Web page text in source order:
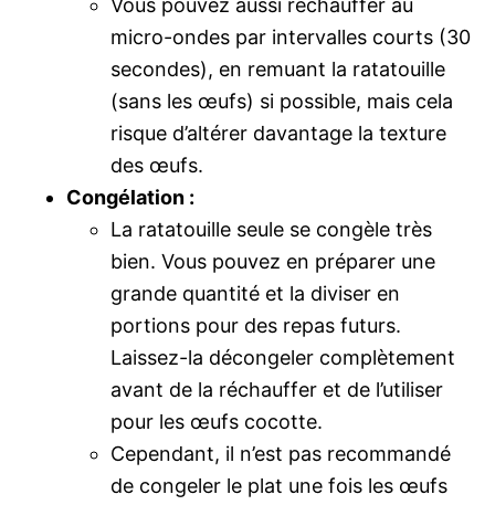
Vous pouvez aussi réchauffer au
micro-ondes par intervalles courts (30
secondes), en remuant la ratatouille
(sans les œufs) si possible, mais cela
risque d’altérer davantage la texture
des œufs.
Congélation :
La ratatouille seule se congèle très
bien. Vous pouvez en préparer une
grande quantité et la diviser en
portions pour des repas futurs.
Laissez-la décongeler complètement
avant de la réchauffer et de l’utiliser
pour les œufs cocotte.
Cependant, il n’est pas recommandé
de congeler le plat une fois les œufs